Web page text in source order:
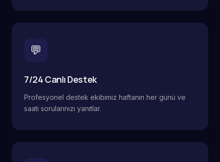
💬
7/24 Canlı Destek
Profesyonel destek ekibimiz haftanın her günü ve
saati sorularınızı yanıtlar.